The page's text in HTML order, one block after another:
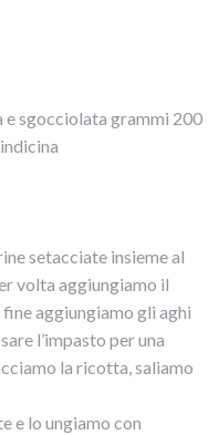
sgocciolata grammi 200
setacciate insieme al
volta aggiungiamo il
aggiungiamo gli aghi
l’impasto per una
la ricotta, saliamo
e lo ungiamo con